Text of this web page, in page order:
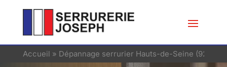
Accueil » Dépannage serrurier Hauts-de-Seine (92)